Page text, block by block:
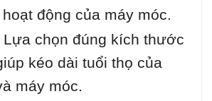
động của máy móc.
Lựa chọn đúng kích thước
kéo dài tuổi thọ của
máy móc.